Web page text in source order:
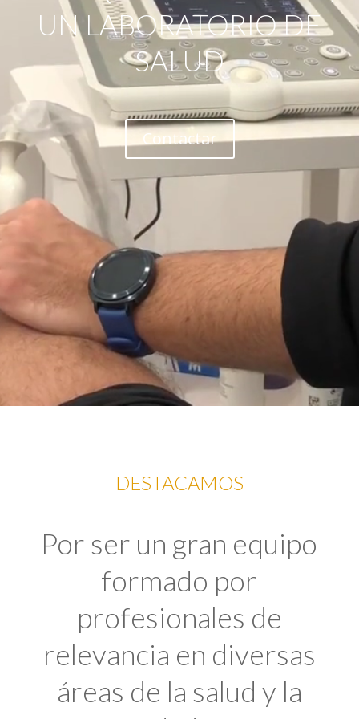
UN LABORATORIO DE
SALUD
Contactar
DESTACAMOS
Por ser un gran equipo
formado por
profesionales de
relevancia en diversas
áreas de la salud y la